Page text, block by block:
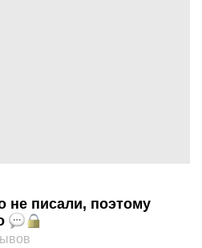
не писали, поэтому